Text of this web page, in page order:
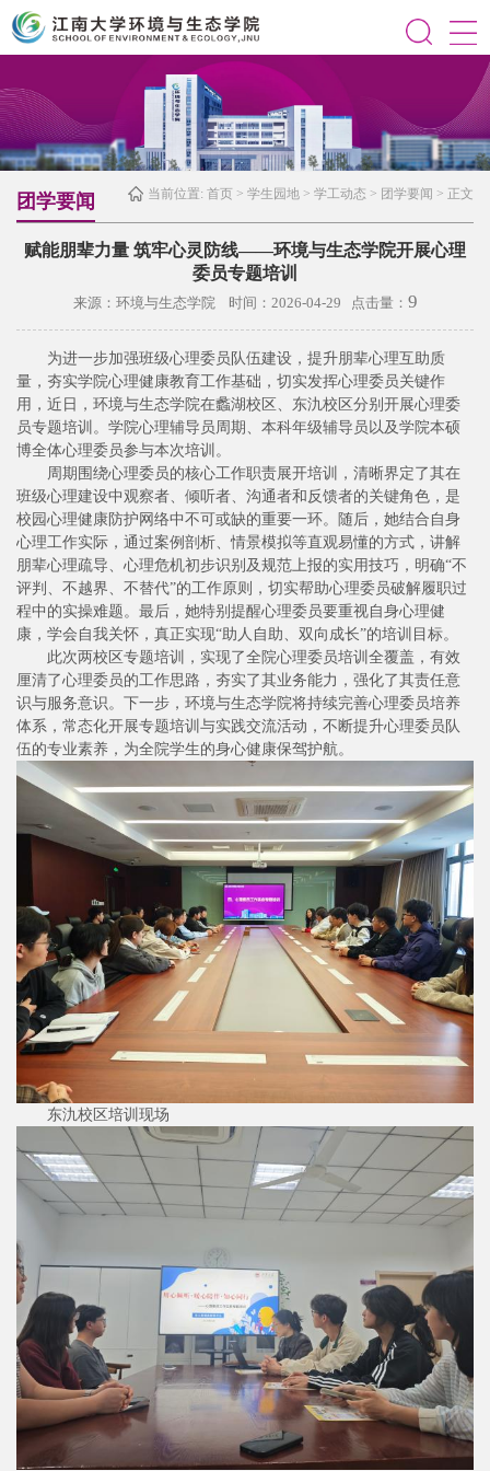
当前位置: 首页 > 学生园地 > 学工动态 > 团学要闻 > 正文
团学要闻
赋能朋辈力量 筑牢心灵防线——环境与生态学院开展心理
委员专题培训
来源：环境与生态学院 时间：2026-04-29 点击量： 9
为进一步加强班级心理委员队伍建设，提升朋辈心理互助质
量，夯实学院心理健康教育工作基础，切实发挥心理委员关键作
用，近日，环境与生态学院在蠡湖校区、东氿校区分别开展心理委
员专题培训。学院心理辅导员周期、本科年级辅导员以及学院本硕
博全体心理委员参与本次培训。
周期围绕心理委员的核心工作职责展开培训，清晰界定了其在
班级心理建设中观察者、倾听者、沟通者和反馈者的关键角色，是
校园心理健康防护网络中不可或缺的重要一环。随后，她结合自身
心理工作实际，通过案例剖析、情景模拟等直观易懂的方式，讲解
朋辈心理疏导、心理危机初步识别及规范上报的实用技巧，明确“不
评判、不越界、不替代”的工作原则，切实帮助心理委员破解履职过
程中的实操难题。最后，她特别提醒心理委员要重视自身心理健
康，学会自我关怀，真正实现“助人自助、双向成长”的培训目标。
此次两校区专题培训，实现了全院心理委员培训全覆盖，有效
厘清了心理委员的工作思路，夯实了其业务能力，强化了其责任意
识与服务意识。下一步，环境与生态学院将持续完善心理委员培养
体系，常态化开展专题培训与实践交流活动，不断提升心理委员队
伍的专业素养，为全院学生的身心健康保驾护航。
东氿校区培训现场